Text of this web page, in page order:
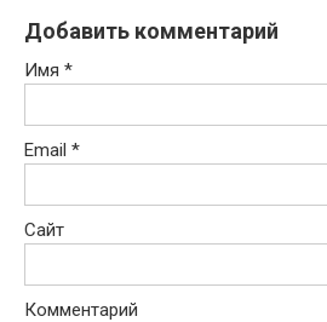
Добавить комментарий
Имя *
Email *
Сайт
Комментарий